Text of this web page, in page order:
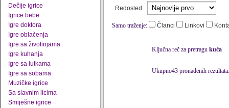
Dečije igrice
Igrice bebe
Igre doktora
Igre oblačenja
Igre sa životinjama
Igre kuhanja
Igre sa lutkama
Igre sa sobama
Muzičke igrice
Sa slavnim licima
Smiješne igrice
Redosled:
Samo traženje: Članci Linkovi
Ključna reč za pretragu kuća
Ukupno43 pronađenih rezultata.